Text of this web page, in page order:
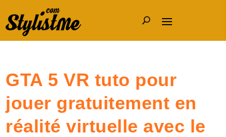
GTA 5 VR tuto pour
jouer gratuitement en
réalité virtuelle avec le